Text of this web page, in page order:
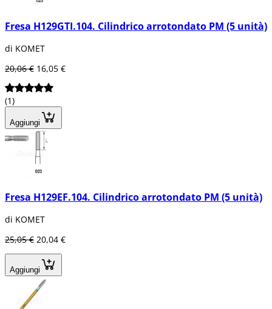
Fresa H129GTI.104. Cilindrico arrotondato PM (5 unità)
di KOMET
20,06 € 16,05 €
(1)
Aggiungi
Fresa H129EF.104. Cilindrico arrotondato PM (5 unità)
di KOMET
25,05 € 20,04 €
Aggiungi